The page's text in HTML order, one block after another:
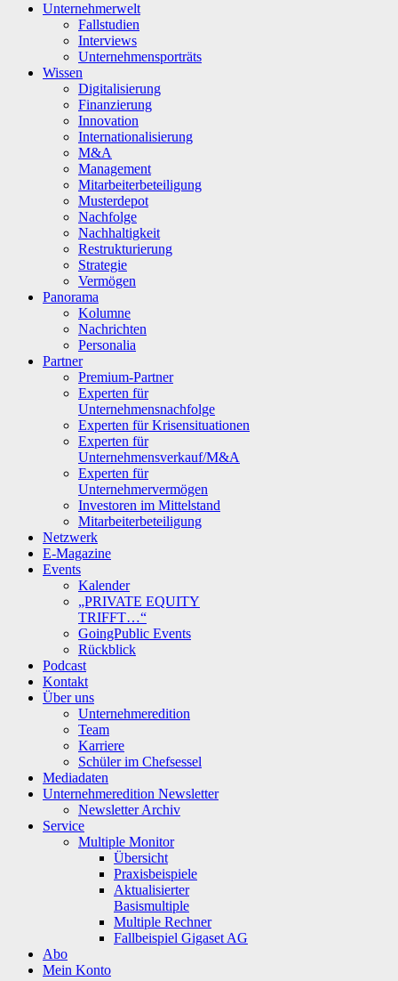
Unternehmerwelt
Fallstudien
Interviews
Unternehmensporträts
Wissen
Digitalisierung
Finanzierung
Innovation
Internationalisierung
M&A
Management
Mitarbeiterbeteiligung
Musterdepot
Nachfolge
Nachhaltigkeit
Restrukturierung
Strategie
Vermögen
Panorama
Kolumne
Nachrichten
Personalia
Partner
Premium-Partner
Experten für
Unternehmensnachfolge
Experten für Krisensituationen
Experten für
Unternehmensverkauf/M&A
Experten für
Unternehmervermögen
Investoren im Mittelstand
Mitarbeiterbeteiligung
Netzwerk
E-Magazine
Events
Kalender
„PRIVATE EQUITY
TRIFFT…“
GoingPublic Events
Rückblick
Podcast
Kontakt
Über uns
Unternehmeredition
Team
Karriere
Schüler im Chefsessel
Mediadaten
Unternehmeredition Newsletter
Newsletter Archiv
Service
Multiple Monitor
Übersicht
Praxisbeispiele
Aktualisierter
Basismultiple
Multiple Rechner
Fallbeispiel Gigaset AG
Abo
Mein Konto